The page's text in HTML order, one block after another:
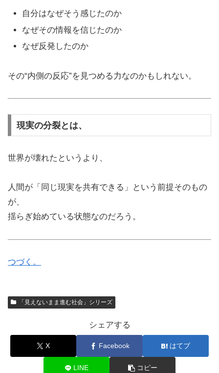
自分はなぜそう感じたのか
なぜその情報を信じたのか
なぜ反発したのか
その“内側の反応”を見つめる力なのかもしれない。
現実の分裂とは、
世界が壊れたというより、
人間が「同じ現実を共有できる」という前提そのもの
が、
揺らぎ始めている状態なのだろう。
つづく。
「見えないまま進む社会」シリーズ
シェアする
X Facebook はてブ
LINE コピー